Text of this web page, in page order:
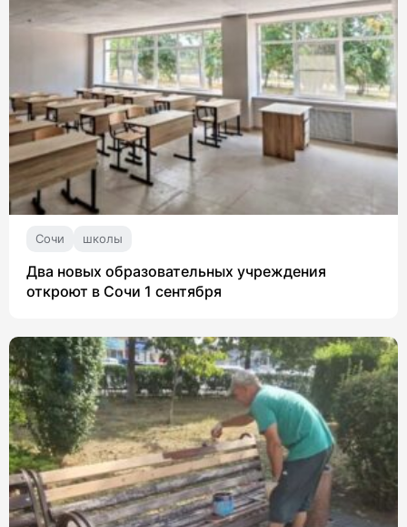
Сочи школы
Два новых образовательных учреждения
откроют в Сочи 1 сентября